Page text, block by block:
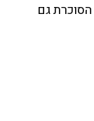
הסוכרת גם